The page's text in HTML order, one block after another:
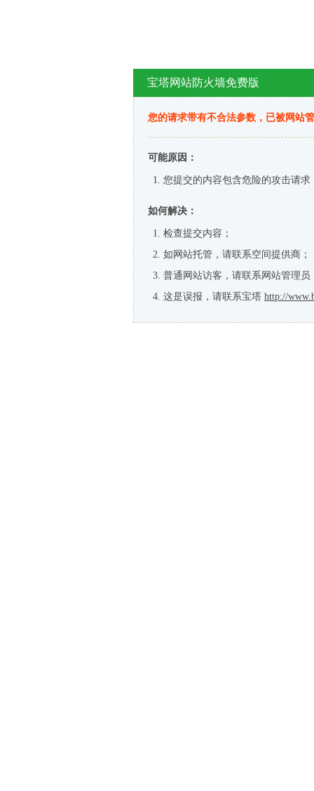
宝塔网站防火墙免费版
您的请求带有不合法参数，已被网站
可能原因：
您提交的内容包含危险的攻击请求
如何解决：
检查提交内容；
如网站托管，请联系空间提供商；
普通网站访客，请联系网站管理员
这是误报，请联系宝塔 http://